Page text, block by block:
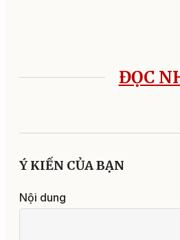
ĐỌC
Ý KIẾN CỦA BẠN
Nội dung